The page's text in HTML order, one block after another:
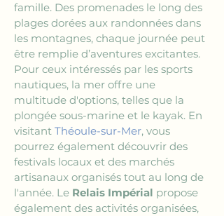
famille. Des promenades le long des
plages dorées aux randonnées dans
les montagnes, chaque journée peut
être remplie d’aventures excitantes.
Pour ceux intéressés par les sports
nautiques, la mer offre une
multitude d'options, telles que la
plongée sous-marine et le kayak. En
visitant Théoule-sur-Mer, vous
pourrez également découvrir des
festivals locaux et des marchés
artisanaux organisés tout au long de
l'année. Le Relais Impérial propose
également des activités organisées,